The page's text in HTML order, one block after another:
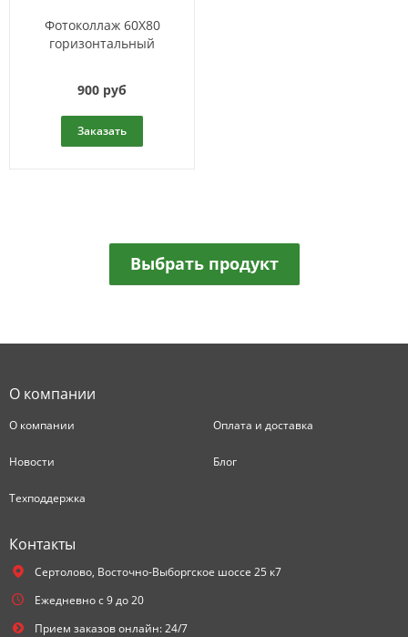
Фотоколлаж 60X80
горизонтальный
900 руб
Заказать
Выбрать продукт
О компании
О компании Оплата и доставка
Новости Блог
Техподдержка
Контакты
Сертолово, Восточно-Выборгское шоссе 25 к7
Ежедневно с 9 до 20
Прием заказов онлайн: 24/7